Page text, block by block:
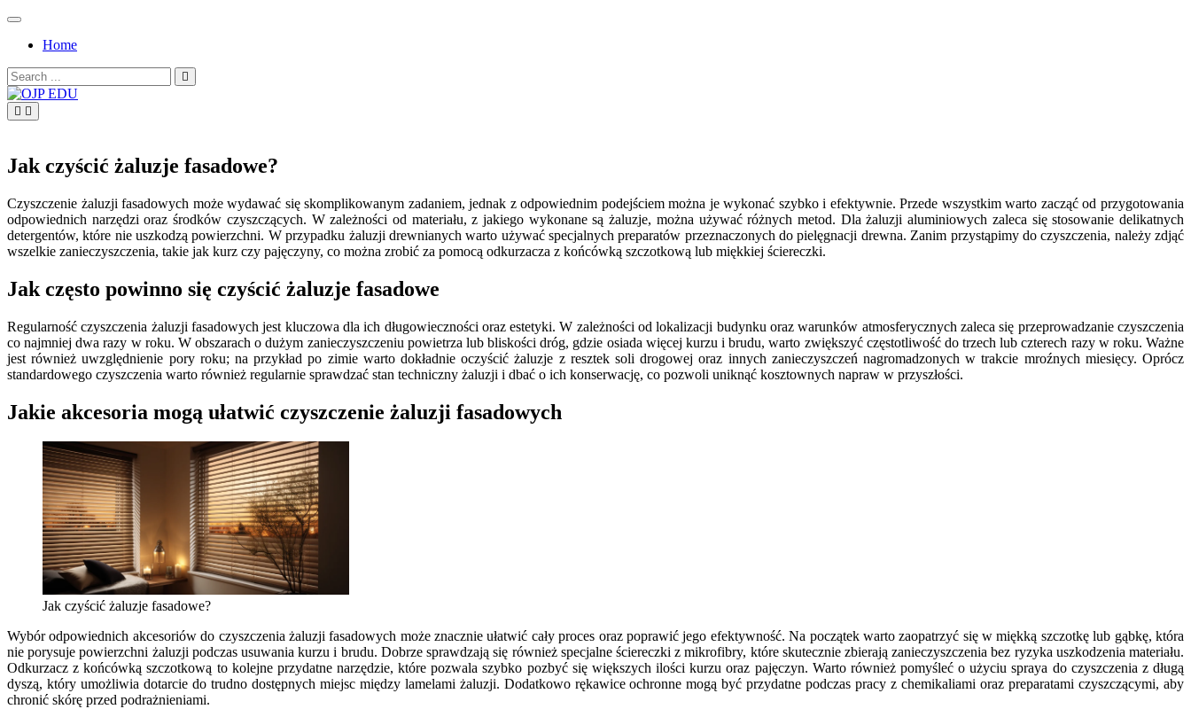
Skip
contentHome
Search
for:
Jak czyścić żaluzje fasadowe?
Czyszczenie żaluzji fasadowych może wydawać się skomplikowanym zadaniem, jednak z odpowiednim podejściem można je wykonać szybko i efektywnie. Przede wszystkim warto zacząć od przygotowania
odpowiednich narzędzi oraz środków czyszczących. W zależności od materiału, z jakiego wykonane są żaluzje, można używać różnych metod. Dla żaluzji aluminiowych zaleca się stosowanie delikatnych
detergentów, które nie uszkodzą powierzchni. W przypadku żaluzji drewnianych warto używać specjalnych preparatów przeznaczonych do pielęgnacji drewna. Zanim przystąpimy do czyszczenia, należy zdjąć
wszelkie zanieczyszczenia, takie jak kurz czy pajęczyny, co można zrobić za pomocą odkurzacza z końcówką szczotkową lub miękkiej ściereczki.
Jak często powinno się czyścić żaluzje fasadowe
Regularność czyszczenia żaluzji fasadowych jest kluczowa dla ich długowieczności oraz estetyki. W zależności od lokalizacji budynku oraz warunków atmosferycznych zaleca się przeprowadzanie czyszczenia
co najmniej dwa razy w roku. W obszarach o dużym zanieczyszczeniu powietrza lub bliskości dróg, gdzie osiada więcej kurzu i brudu, warto zwiększyć częstotliwość do trzech lub czterech razy w roku. Ważne
jest również uwzględnienie pory roku; na przykład po zimie warto dokładnie oczyścić żaluzje z resztek soli drogowej oraz innych zanieczyszczeń nagromadzonych w trakcie mroźnych miesięcy. Oprócz
standardowego czyszczenia warto również regularnie sprawdzać stan techniczny żaluzji i dbać o ich konserwację, co pozwoli uniknąć kosztownych napraw w przyszłości.
Jakie akcesoria mogą ułatwić czyszczenie żaluzji fasadowych
Jak czyścić żaluzje fasadowe?
Wybór odpowiednich akcesoriów do czyszczenia żaluzji fasadowych może znacznie ułatwić cały proces oraz poprawić jego efektywność. Na początek warto zaopatrzyć się w miękką szczotkę lub gąbkę, która
nie porysuje powierzchni żaluzji podczas usuwania kurzu i brudu. Dobrze sprawdzają się również specjalne ściereczki z mikrofibry, które skutecznie zbierają zanieczyszczenia bez ryzyka uszkodzenia materiału.
Odkurzacz z końcówką szczotkową to kolejne przydatne narzędzie, które pozwala szybko pozbyć się większych ilości kurzu oraz pajęczyn. Warto również pomyśleć o użyciu spraya do czyszczenia z długą
dyszą, który umożliwia dotarcie do trudno dostępnych miejsc między lamelami żaluzji. Dodatkowo rękawice ochronne mogą być przydatne podczas pracy z chemikaliami oraz preparatami czyszczącymi, aby
chronić skórę przed podrażnieniami.